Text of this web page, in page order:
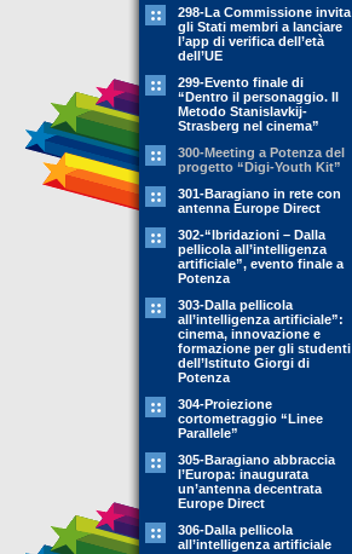
298-La Commissione invita
gli Stati membri a lanciare
l’app di verifica dell’età
dell’UE
299-Evento finale di
“Dentro il personaggio. Il
Metodo Stanislavkij-
Strasberg nel cinema”
300-Meeting a Potenza del
progetto “Digi-Youth Kit”
301-Baragiano in rete con
antenna Europe Direct
302-“Ibridazioni – Dalla
pellicola all’intelligenza
artificiale”, evento finale a
Potenza
303-Dalla pellicola
all’intelligenza artificiale”:
cinema, innovazione e
formazione per gli studenti
dell’Istituto Giorgi di
Potenza
304-Proiezione
cortometraggio “Linee
Parallele”
305-Baragiano abbraccia
l’Europa: inaugurata
un’antenna decentrata
Europe Direct
306-Dalla pellicola
all’intelligenza artificiale